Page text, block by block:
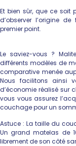
Et bien sûr, que ce soit
d’observer l’origine
premier point.
Le saviez-vous ?
différents modèles de
comparative menée
Nous facilitons ainsi
d’économie réalisé sur
vous vous assurez
couchage pour un
Astuce : La taille du
Un grand matelas de
librement de son côté